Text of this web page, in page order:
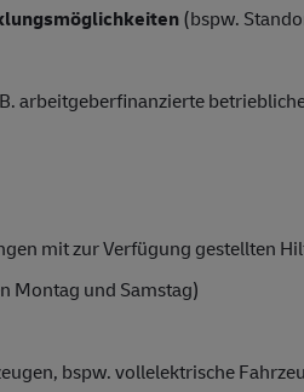
(bspw.
arbeitgeberfinanzierte
mit zur Verfügung gestellten
Montag und Samstag)
bspw. vollelektrische